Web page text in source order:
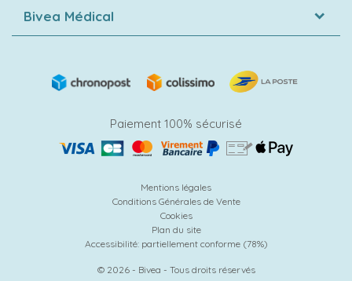
Bivea Médical
Paiement 100% sécurisé
Mentions légales
Conditions Générales de Vente
Cookies
Plan du site
Accessibilité: partiellement conforme (78%)
© 2026 - Bivea - Tous droits réservés